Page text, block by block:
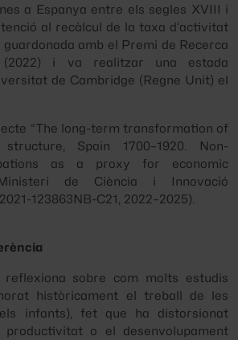
a Espanya entre els segles XVIII i
al recàlcul de la taxa d’activitat
amb el Premi de Recerca
(2022) i va realitzar una estada
de Cambridge (Regne Unit) el
“The long-term transformation of
Spain 1700–1920. Non-
as a proxy for economic
de Ciència i Innovació
123863NB-C21, 2022–2025).
reflexiona sobre com molts estudis
històricament el treball de les
infants), fet que ha distorsionat
o el desenvolupament